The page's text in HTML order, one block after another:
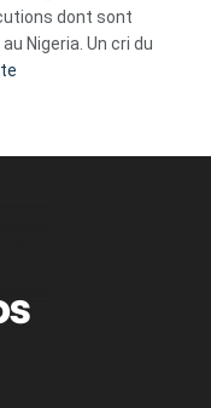
tripes »
dont sont
Nigeria. Un cri du
Nigeria,